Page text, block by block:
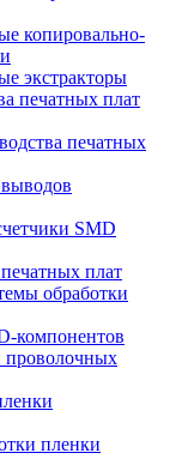
копировально-
экстракторы
печатных плат
печатных
SMD
плат
обработки
компонентов
пленки